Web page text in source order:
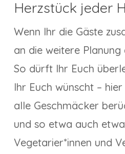
Herzstück jeder
Wenn Ihr die Gäste
an die weitere Planung
So dürft Ihr Euch
Ihr Euch wünscht –
alle Geschmäcker
und so etwa auch
Vegetarier*innen und